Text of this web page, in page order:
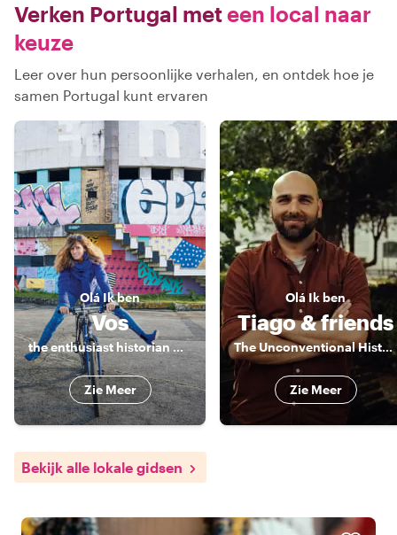
Verken Portugal meteen local naar
keuze
Leer over hun persoonlijke verhalen, en ontdek hoe je
samen Portugal kunt ervaren
Olá Ik ben
Vos
the enthusiast historian who takes you to the heart of the city
Zie Meer
Olá Ik ben
Tiago & friends
The Unconventional Historian
Zie Meer
Bekijk alle lokale gidsen